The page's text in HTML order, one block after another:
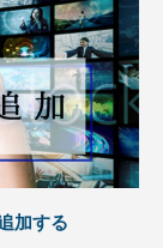
アフィリエイター
のPochipp（ポチッ
い
2022.03.01
加する